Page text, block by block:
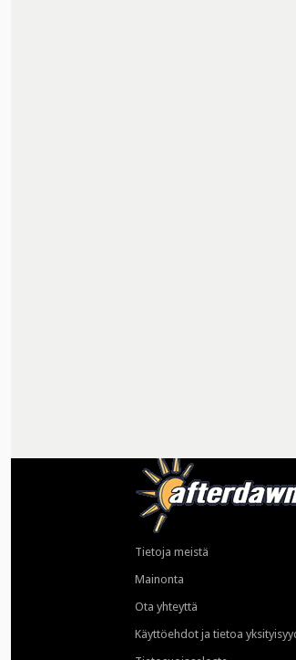
Tietoja meistä
Mainonta
Ota yhteyttä
Käyttöehdot ja tietoa